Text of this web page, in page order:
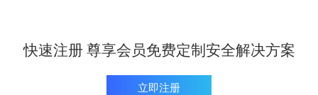
快速注册 尊享会员免费定制安全解决方案
立即注册